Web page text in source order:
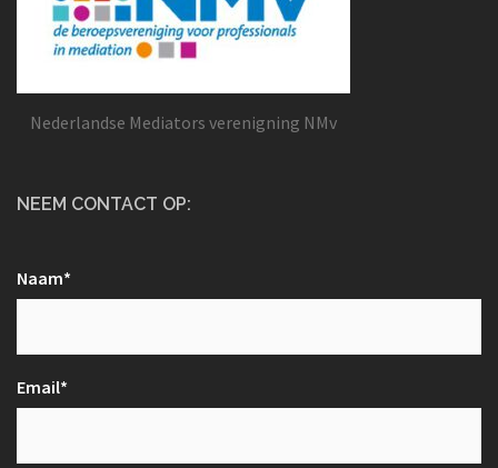
Nederlandse Mediators verenigning NMv
NEEM CONTACT OP:
Naam*
Email*